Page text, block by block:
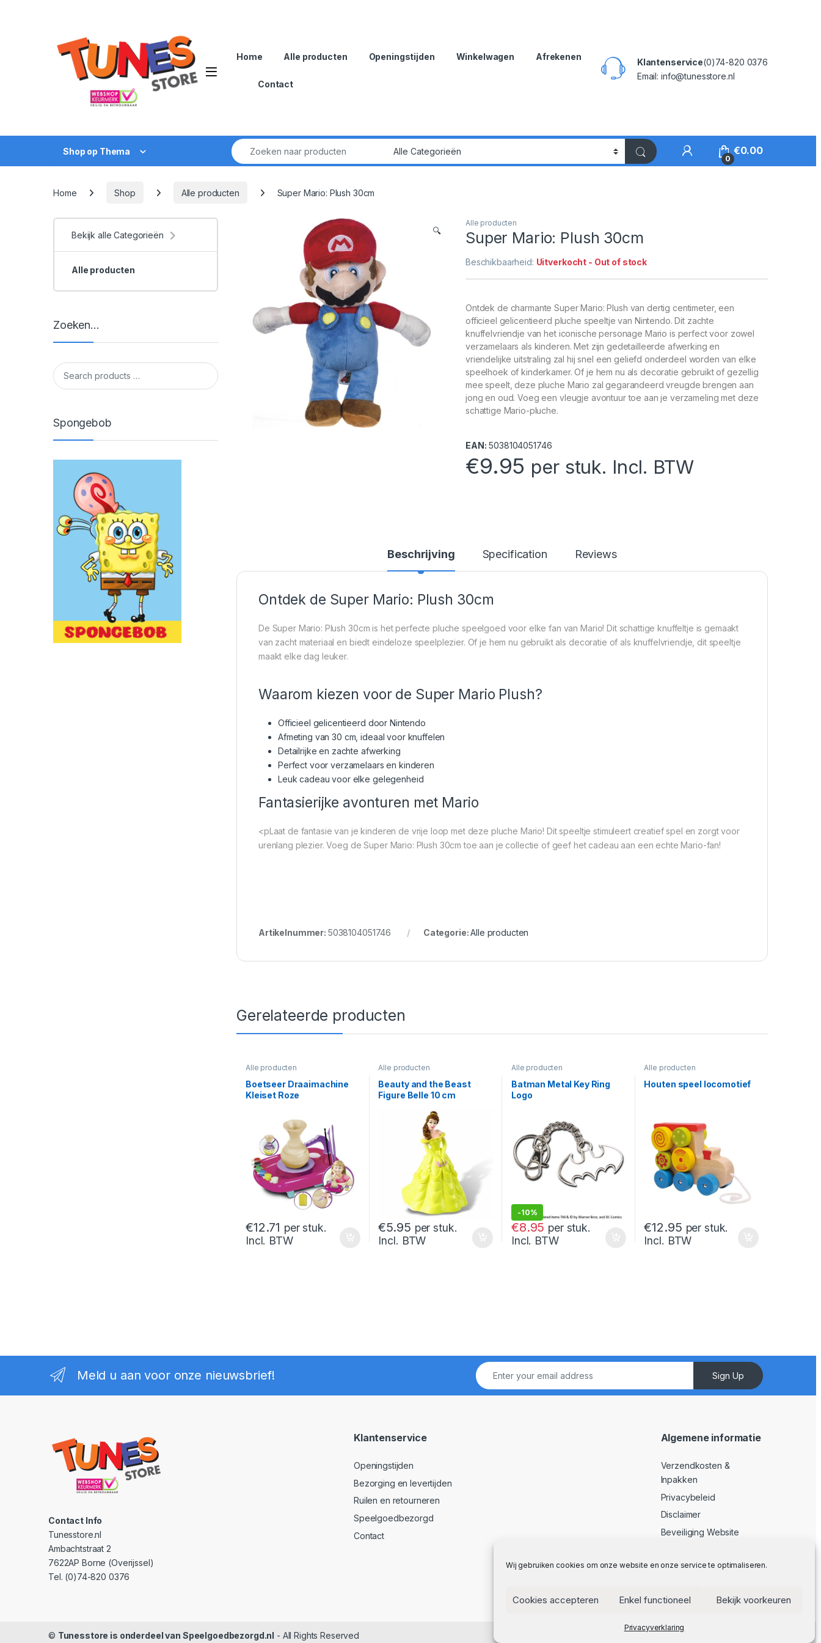
Wij gebruiken cookies om onze website en onze service te optimaliseren.
Cookies accepteren Enkel functioneel Bekijk voorkeuren
Privacyverklaring
Open
Home Alle producten Openingstijden Winkelwagen Afrekenen
Contact
Klantenservice(0)74-820 0376
Email: info@tunesstore.nl
Shop op Thema
Zoek naar:
My Account
0
€0.00
Home Shop Alle producten Super Mario: Plush 30cm
🔍
Alle producten
Super Mario: Plush 30cm
Beschikbaarheid: Uitverkocht - Out of stock
Ontdek de charmante Super Mario: Plush van dertig centimeter, een
officieel gelicentieerd pluche speeltje van Nintendo. Dit zachte
knuffelvriendje van het iconische personage Mario is perfect voor zowel
verzamelaars als kinderen. Met zijn gedetailleerde afwerking en
vriendelijke uitstraling zal hij snel een geliefd onderdeel worden van elke
speelhoek of kinderkamer. Of je hem nu als decoratie gebruikt of gezellig
mee speelt, deze pluche Mario zal gegarandeerd vreugde brengen aan
jong en oud. Voeg een vleugje avontuur toe aan je verzameling met deze
schattige Mario-pluche.
EAN: 5038104051746
€9.95 per stuk. Incl. BTW
Beschrijving Specification Reviews
Ontdek de Super Mario: Plush 30cm
De Super Mario: Plush 30cm is het perfecte pluche speelgoed voor elke fan van Mario! Dit schattige knuffeltje is gemaakt
van zacht materiaal en biedt eindeloze speelplezier. Of je hem nu gebruikt als decoratie of als knuffelvriendje, dit speeltje
maakt elke dag leuker.
Waarom kiezen voor de Super Mario Plush?
Officieel gelicentieerd door Nintendo
Afmeting van 30 cm, ideaal voor knuffelen
Detailrijke en zachte afwerking
Perfect voor verzamelaars en kinderen
Leuk cadeau voor elke gelegenheid
Fantasierijke avonturen met Mario
<pLaat de fantasie van je kinderen de vrije loop met deze pluche Mario! Dit speeltje stimuleert creatief spel en zorgt voor
urenlang plezier. Voeg de Super Mario: Plush 30cm toe aan je collectie of geef het cadeau aan een echte Mario-fan!
Artikelnummer: 5038104051746 Categorie:Alle producten
Gerelateerde producten
Alle producten
Boetseer Draaimachine
Kleiset Roze
€12.71 per stuk.
Incl. BTW
Alle producten
Beauty and the Beast
Figure Belle 10 cm
€5.95 per stuk.
Incl. BTW
Alle producten
Batman Metal Key Ring
Logo
-10%
€8.95
9.95
per stuk.
Incl. BTW
Alle producten
Houten speel locomotief
€12.95 per stuk.
Incl. BTW
Bekijk alle Categorieën
Alle producten
Zoeken…
Spongebob
Meld u aan voor onze nieuwsbrief! Sign Up
Contact Info
Tunesstore.nl
Ambachtstraat 2
7622AP Borne (Overijssel)
Tel. (0)74-820 0376
Klantenservice
Openingstijden
Bezorging en levertijden
Ruilen en retourneren
Speelgoedbezorgd
Contact
Algemene informatie
Verzendkosten &
Inpakken
Privacybeleid
Disclaimer
Beveiliging Website
© Tunesstore is onderdeel van Speelgoedbezorgd.nl - All Rights Reserved